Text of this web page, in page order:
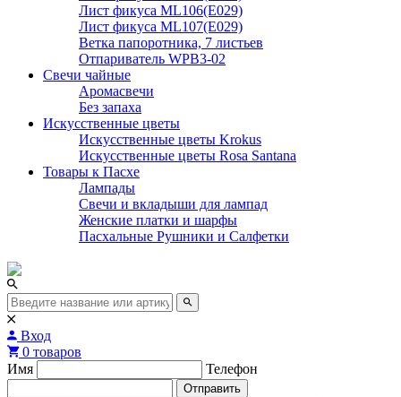
Лист фикуса ML106(E029)
Лист фикуса ML107(E029)
Ветка папоротника, 7 листьев
Отпариватель WPB3-02
Свечи чайные
Аромасвечи
Без запаха
Искусственные цветы
Искусственные цветы Krokus
Искусственные цветы Rosa Santana
Товары к Пасхе
Лампады
Свечи и вкладыши для лампад
Женские платки и шарфы
Пасхальные Рушники и Салфетки
Вход
0 товаров
Имя
Телефон
Отправить